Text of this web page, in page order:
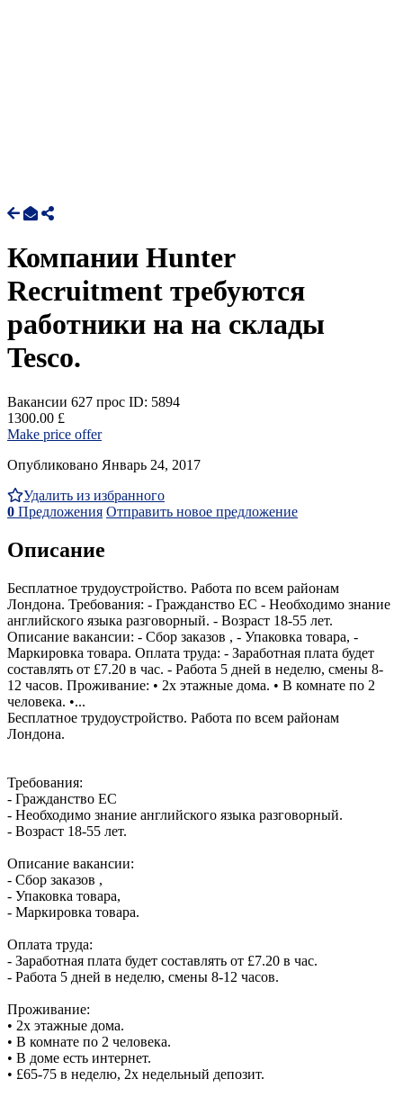
Компании Hunter
Recruitment требуются
работники на на склады
Tesco.
Вакансии 627 прос ID: 5894
1300.00 £
Make price offer
Опубликовано Январь 24, 2017
Удалить из избранного
0 Предложения Отправить новое предложение
Описание
Бесплатное трудоустройство. Работа по всем районам
Лондона. Требования: - Гражданство ЕС - Необходимо знание
английского языка разговорный. - Возраст 18-55 лет.
Описание вакансии: - Сбор заказов , - Упаковка товара, -
Маркировка товара. Оплата труда: - Заработная плата будет
составлять от £7.20 в час. - Работа 5 дней в неделю, смены 8-
12 часов. Проживание: • 2х этажные дома. • В комнате по 2
человека. •...
Бесплатное трудоустройство. Работа по всем районам
Лондона.
Требования:
- Гражданство ЕС
- Необходимо знание английского языка разговорный.
- Возраст 18-55 лет.
Описание вакансии:
- Сбор заказов ,
- Упаковка товара,
- Маркировка товара.
Оплата труда:
- Заработная плата будет составлять от £7.20 в час.
- Работа 5 дней в неделю, смены 8-12 часов.
Проживание:
• 2х этажные дома.
• В комнате по 2 человека.
• В доме есть интернет.
• £65-75 в неделю, 2х недельный депозит.